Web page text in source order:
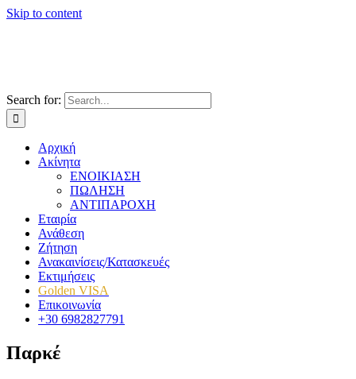
Skip to content
Search for:
Αρχική
Ακίνητα
ΕΝΟΙΚΙΑΣΗ
ΠΩΛΗΣΗ
ΑΝΤΙΠΑΡΟΧΗ
Εταιρία
Ανάθεση
Ζήτηση
Ανακαινίσεις/Κατασκευές
Εκτιμήσεις
Golden VISA
Επικοινωνία
+30 6982827791
Παρκέ